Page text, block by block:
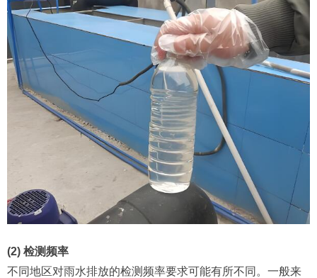
(2) 检测频率
不同地区对雨水排放的检测频率要求可能有所不同。一般来